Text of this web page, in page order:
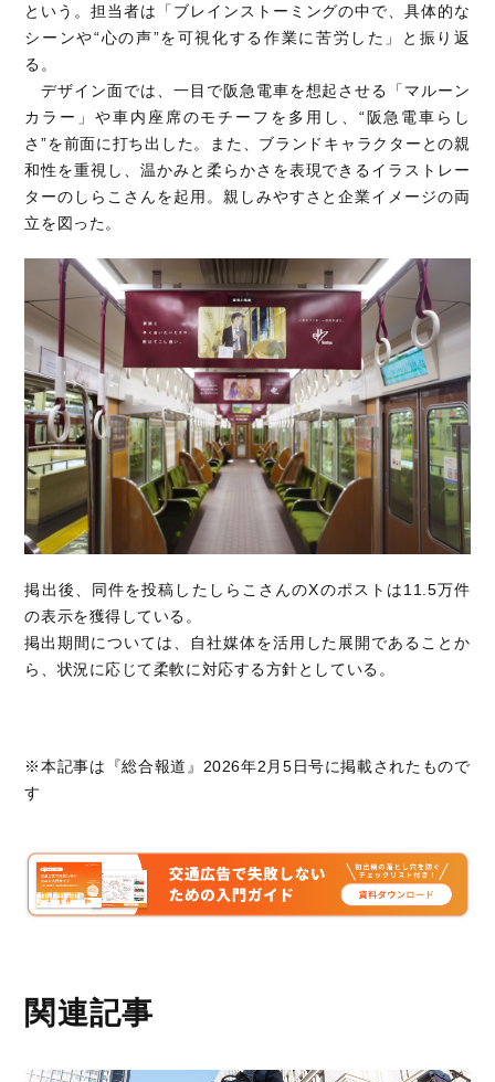
という。担当者は「ブレインストーミングの中で、具体的な
シーンや“心の声”を可視化する作業に苦労した」と振り返
る。
デザイン面では、一目で阪急電車を想起させる「マルーン
カラー」や車内座席のモチーフを多用し、“阪急電車らし
さ”を前面に打ち出した。また、ブランドキャラクターとの親
和性を重視し、温かみと柔らかさを表現できるイラストレー
ターのしらこさんを起用。親しみやすさと企業イメージの両
立を図った。
掲出後、同件を投稿したしらこさんのXのポストは11.5万件
の表示を獲得している。
掲出期間については、自社媒体を活用した展開であることか
ら、状況に応じて柔軟に対応する方針としている。
※本記事は『総合報道』2026年2月5日号に掲載されたもので
す
関連記事